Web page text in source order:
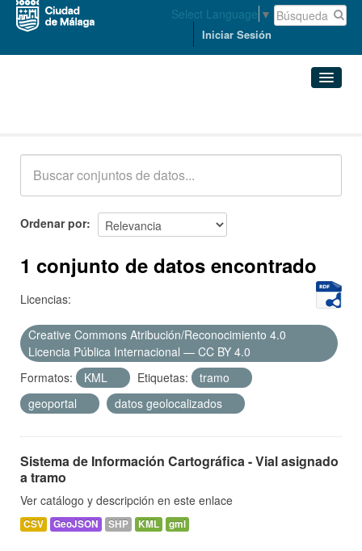
Select Language ▼
Iniciar Sesión
Acerca de
Ordenar por
1 conjunto de datos encontrado
Licencias:
Creative Commons Atribución/Reconocimiento 4.0
Licencia Pública Internacional — CC BY 4.0
Formatos:
KML Etiquetas:
tramo
geoportal
datos geolocalizados
Sistema de Información Cartográfica - Vial asignado
a tramo
Ver catálogo y descripción en este enlace
CSV GeoJSON SHP KML gml